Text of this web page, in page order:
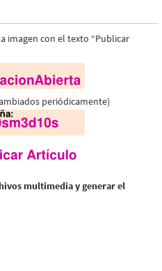
la imagen con el texto “Publicar
periódicamente)
multimedia y generar el